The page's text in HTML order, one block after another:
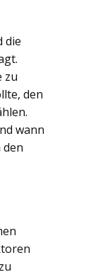
die
zu
den
wann